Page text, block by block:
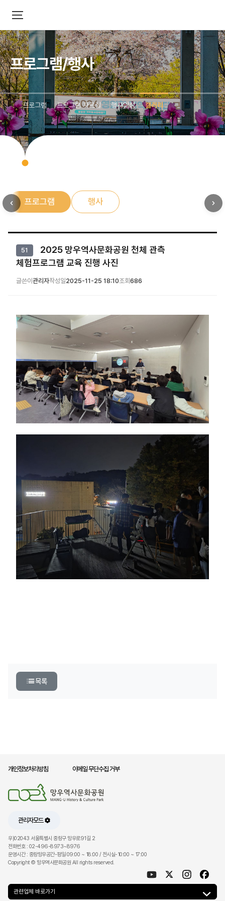
프로그램 프로그램 자료실 행사일정 갤러리
프로그램/행사
프로그램 행사
51
2025 망우역사문화공원 천체 관측
체험프로그램 교육 진행 사진
글쓴이 관리자작성일2025-11-25 18:10조회 686
목록
개인정보처리방침 이메일 무단수집 거부
관리자모드
우)02043 서울특별시 중랑구 망우로91길 2
전화번호 : 02-496-8973~8976
운영시간 : 중랑망우공간-평일 09:00 ~ 18:00 / 전시실-10:00 ~ 17:00
Copyright © 망우역사문화공원 All rights reserved.
관련업체 바로가기